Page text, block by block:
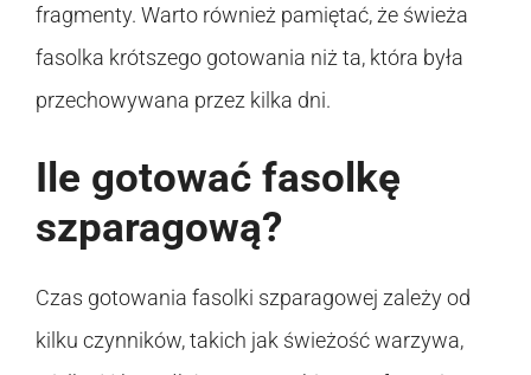
fragmenty. Warto również pamiętać, że świeża
fasolka krótszego gotowania niż ta, która była
przechowywana przez kilka dni.
Ile gotować fasolkę
szparagową?
Czas gotowania fasolki szparagowej zależy od
kilku czynników, takich jak świeżość warzywa,